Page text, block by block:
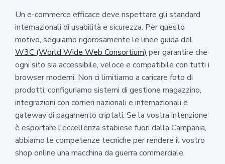
Un e-commerce efficace deve rispettare gli standard
internazionali di usabilità e sicurezza. Per questo
motivo, seguiamo rigorosamente le linee guida del
W3C (World Wide Web Consortium) per garantire che
ogni sito sia accessibile, veloce e compatibile con tutti i
browser moderni. Non ci limitiamo a caricare foto di
prodotti; configuriamo sistemi di gestione magazzino,
integrazioni con corrieri nazionali e internazionali e
gateway di pagamento criptati. Se la vostra intenzione
è esportare l'eccellenza stabiese fuori dalla Campania,
abbiamo le competenze tecniche per rendere il vostro
shop online una macchina da guerra commerciale.